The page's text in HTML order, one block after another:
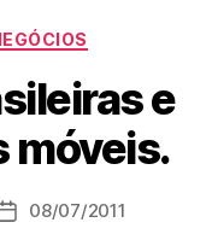
e
móveis.
Data08/07/2011